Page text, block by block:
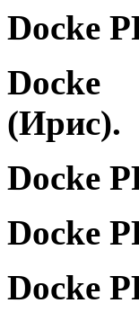
Dоcke
(Ирис).
Dоcke
Dоcke
Dоcke